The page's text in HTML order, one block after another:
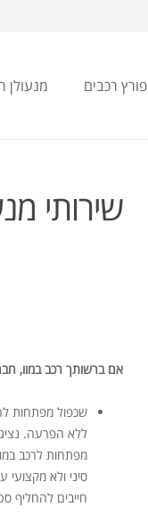
פורץ רכבים מנעולן
שירותי
אם ברשותך רכב במוו,
שכפול מפתחות
ללא הפרעה.
מפתחות לרכב
סיני ולא
חייבים להחליף